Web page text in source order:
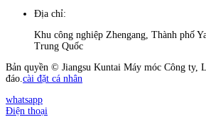
Địa chỉ:
Khu công nghiệp Zhengang, Thành phố
Trung Quốc
Bản quyền © Jiangsu Kuntai Máy móc Công ty,
đáo. cài đặt cá nhân
whatsapp
Điện thoại